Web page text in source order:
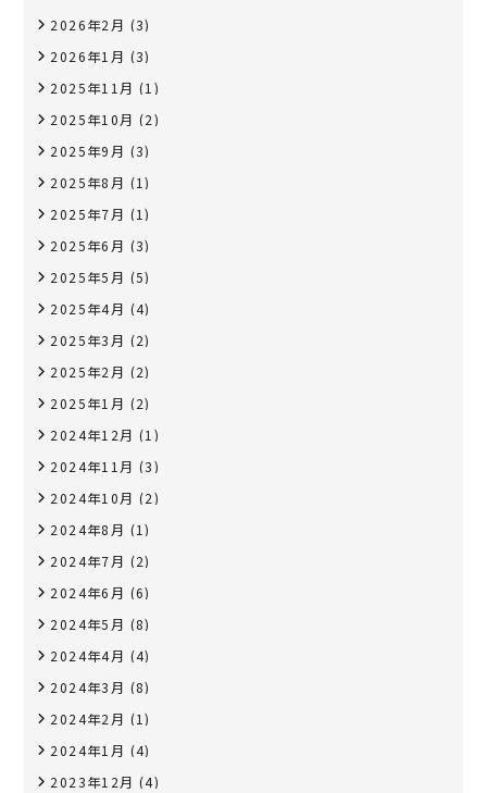
2026年2月 (3)
2026年1月 (3)
2025年11月 (1)
2025年10月 (2)
2025年9月 (3)
2025年8月 (1)
2025年7月 (1)
2025年6月 (3)
2025年5月 (5)
2025年4月 (4)
2025年3月 (2)
2025年2月 (2)
2025年1月 (2)
2024年12月 (1)
2024年11月 (3)
2024年10月 (2)
2024年8月 (1)
2024年7月 (2)
2024年6月 (6)
2024年5月 (8)
2024年4月 (4)
2024年3月 (8)
2024年2月 (1)
2024年1月 (4)
2023年12月 (4)